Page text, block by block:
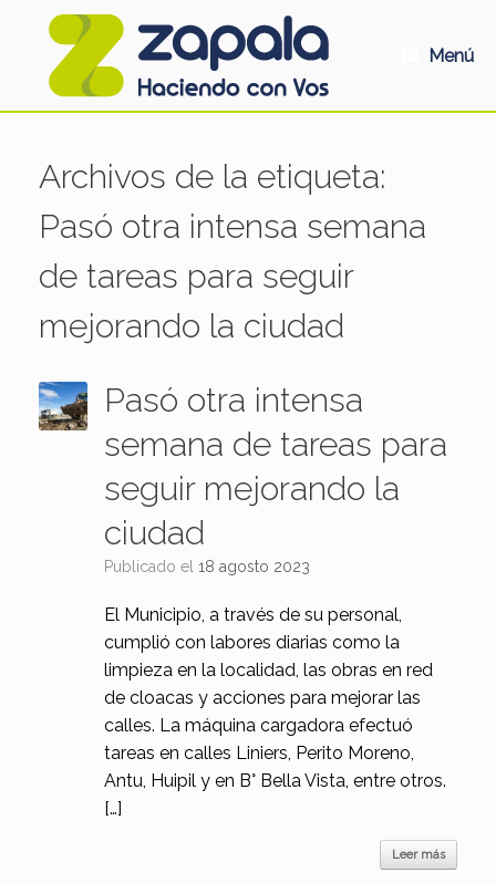
Menú
Archivos de la etiqueta:
Pasó otra intensa semana
de tareas para seguir
mejorando la ciudad
Pasó otra intensa
semana de tareas para
seguir mejorando la
ciudad
Publicado el 18 agosto 2023
El Municipio, a través de su personal,
cumplió con labores diarias como la
limpieza en la localidad, las obras en red
de cloacas y acciones para mejorar las
calles. La máquina cargadora efectuó
tareas en calles Liniers, Perito Moreno,
Antu, Huipil y en B° Bella Vista, entre otros.
[…]
Leer más